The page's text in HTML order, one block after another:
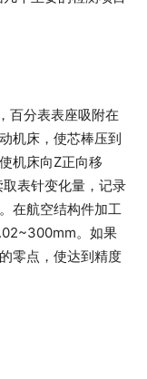
百分表表座吸附在
机床，使芯棒压到
机床向Z正向移
表针变化量，记录
在航空结构件加工
。如果
零点，使达到精度